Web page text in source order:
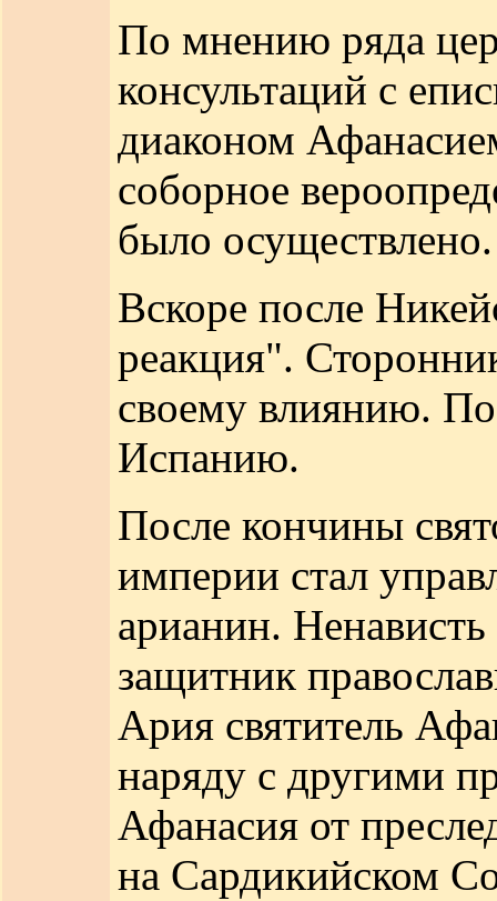
По мнению ряда
консультаций с
диаконом
соборное
было осуществлено.
Вскоре после
реакция".
своему влиянию.
Испанию.
После кончины
империи стал
арианин.
защитник
Ария святитель
наряду с другими
Афанасия от
на Сардикийском